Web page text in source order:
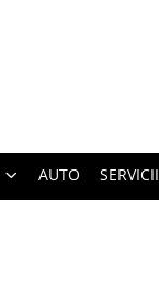
AUTO SERVICII